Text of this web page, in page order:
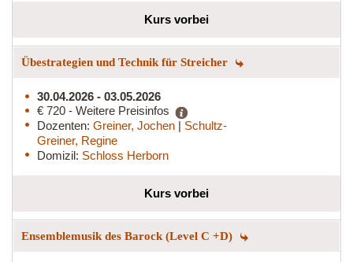
Kurs vorbei
Übestrategien und Technik für Streicher
30.04.2026 - 03.05.2026
€ 720 - Weitere Preisinfos
Dozenten: Greiner, Jochen | Schultz-
Greiner, Regine
Domizil: Schloss Herborn
Kurs vorbei
Ensemblemusik des Barock (Level C +D)